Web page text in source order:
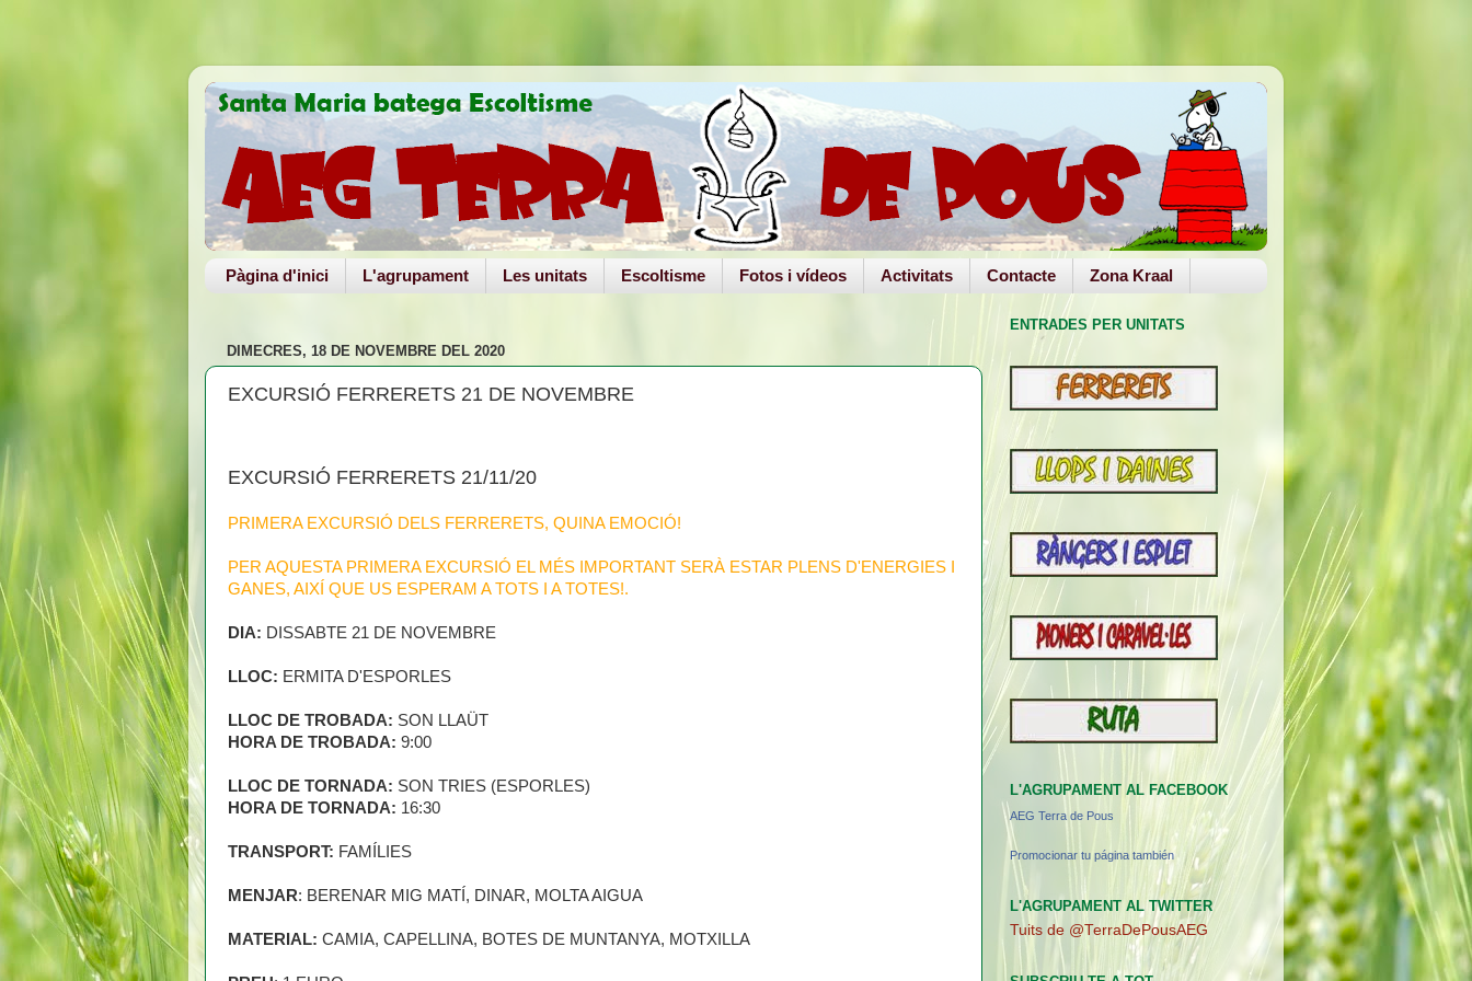
Pàgina d'inici L'agrupament Les unitats Escoltisme Fotos i vídeos Activitats Contacte Zona Kraal
DIMECRES, 18 DE NOVEMBRE DEL 2020
EXCURSIÓ FERRERETS 21 DE NOVEMBRE
EXCURSIÓ FERRERETS 21/11/20
PRIMERA EXCURSIÓ DELS FERRERETS, QUINA EMOCIÓ!
PER AQUESTA PRIMERA EXCURSIÓ EL MÉS IMPORTANT SERÀ ESTAR PLENS D'ENERGIES I
GANES, AIXÍ QUE US ESPERAM A TOTS I A TOTES!.
DIA: DISSABTE 21 DE NOVEMBRE
LLOC: ERMITA D'ESPORLES
LLOC DE TROBADA: SON LLAÜT
HORA DE TROBADA: 9:00
LLOC DE TORNADA: SON TRIES (ESPORLES)
HORA DE TORNADA: 16:30
TRANSPORT: FAMÍLIES
MENJAR: BERENAR MIG MATÍ, DINAR, MOLTA AIGUA
MATERIAL: CAMIA, CAPELLINA, BOTES DE MUNTANYA, MOTXILLA
ENTRADES PER UNITATS
L'AGRUPAMENT AL FACEBOOK
AEG Terra de Pous
Promocionar tu página también
L'AGRUPAMENT AL TWITTER
Tuits de @TerraDePousAEG